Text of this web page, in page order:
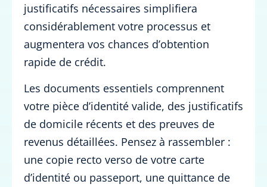
justificatifs nécessaires simplifiera
considérablement votre processus et
augmentera vos chances d’obtention
rapide de crédit.
Les documents essentiels comprennent
votre pièce d’identité valide, des justificatifs
de domicile récents et des preuves de
revenus détaillées. Pensez à rassembler :
une copie recto verso de votre carte
d’identité ou passeport, une quittance de